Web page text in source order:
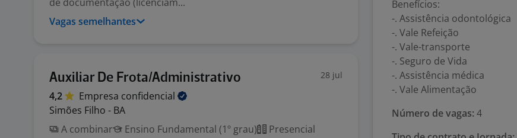
Vagas semelhantes
Auxiliar De Frota/Administrativo 28 jul
4,2 Empresa confidencial
Simões Filho - BA
A combinar
Ensino Fundamental (1º grau)
Presencial
Benefícios:
-. Assistência odontológica
-. Vale Refeição
-. Vale-transporte
-. Seguro de Vida
-. Assistência médica
-. Vale Alimentação
Número de vagas: 4